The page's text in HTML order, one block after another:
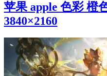
苹果 apple 色彩 橙
3840×2160